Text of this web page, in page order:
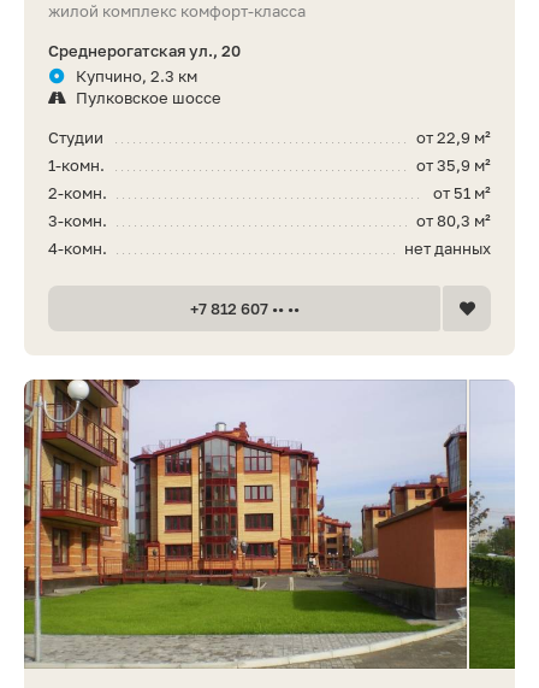
жилой комплекс комфорт-класса
Среднерогатская ул., 20
Купчино, 2.3 км
Пулковское шоссе
от 22,9 м²
Студии
от 35,9 м²
1-комн.
от 51 м²
2-комн.
от 80,3 м²
3-комн.
нет данных
4-комн.
+7 812 607 •• ••